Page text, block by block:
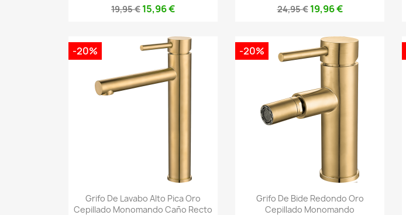
19,95 € 15,96 €
24,95 € 19,96 €
 Vista rápida
Grifo De Lavabo Alto Pica Oro
Cepillado Monomando Caño Recto
-20%
 Vista rápida
Grifo De Bide Redondo Oro
Cepillado Monomando
-20%